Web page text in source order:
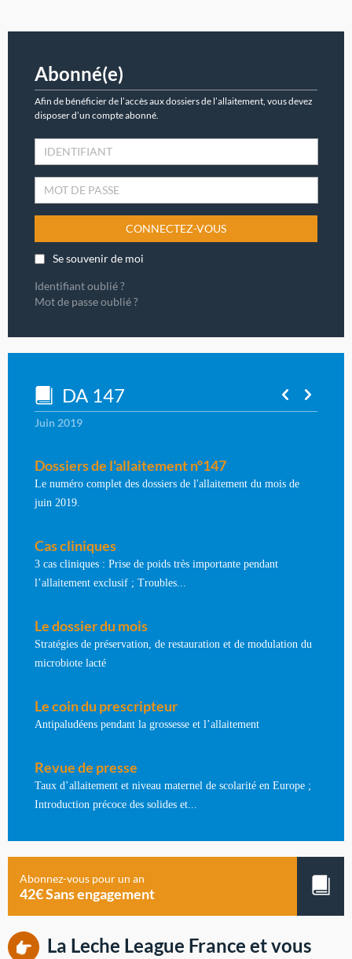
Abonné(e)
Afin de bénéficier de l’accès aux dossiers de l’allaitement, vous devez
disposer d’un compte abonné.
CONNECTEZ-VOUS
Se souvenir de moi
Identifiant oublié ?
Mot de passe oublié ?
DA 147
Juin 2019
Dossiers de l'allaitement n°147
Le numéro complet des dossiers de l'allaitement du mois de
juin 2019.
Cas cliniques
3 cas cliniques : Prise de poids très importante pendant
l’allaitement exclusif ; Troubles...
Le dossier du mois
Stratégies de préservation, de restauration et de modulation du
microbiote lacté
Le coin du prescripteur
Antipaludéens pendant la grossesse et l’allaitement
Revue de presse
Taux d’allaitement et niveau maternel de scolarité en Europe ;
Introduction précoce des solides et...
Abonnez-vous pour un an
42€ Sans engagement
La Leche League France et vous